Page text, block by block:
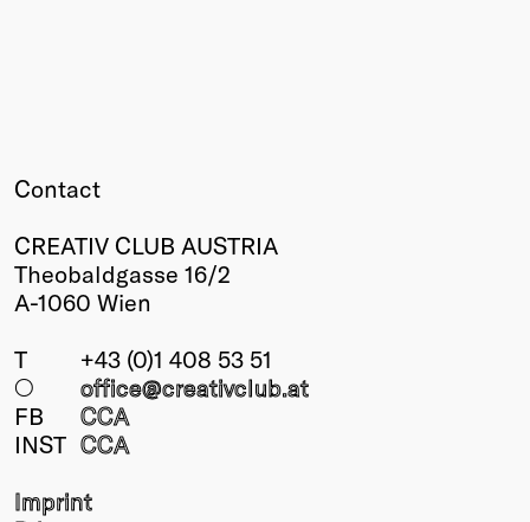
Contact
CREATIV CLUB AUSTRIA
Theobaldgasse 16/2
A-1060 Wien
T
+43 (0)1 408 53 51
○
office@creativclub.at
FB
CCA
INST CCA
Imprint